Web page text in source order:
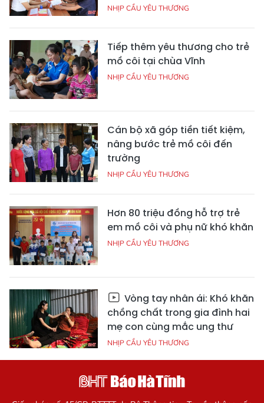
NHỊP CẦU YÊU THƯƠNG
Tiếp thêm yêu thương cho trẻ
mồ côi tại chùa Vĩnh
NHỊP CẦU YÊU THƯƠNG
Cán bộ xã góp tiền tiết kiệm,
nâng bước trẻ mồ côi đến
trường
NHỊP CẦU YÊU THƯƠNG
Hơn 80 triệu đồng hỗ trợ trẻ
em mồ côi và phụ nữ khó khăn
NHỊP CẦU YÊU THƯƠNG
Vòng tay nhân ái: Khó khăn
chồng chất trong gia đình hai
mẹ con cùng mắc ung thư
NHỊP CẦU YÊU THƯƠNG